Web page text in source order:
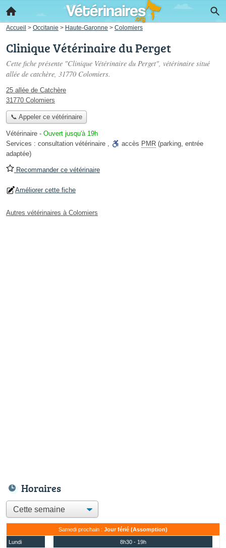
Accueil > Occitanie > Haute-Garonne > Colomiers
Clinique Vétérinaire du Perget
Cette fiche présente "Clinique Vétérinaire du Perget", vétérinaire situé
allée de catchère, 31770 Colomiers.
25 allée de Catchère
31770 Colomiers
📞 Appeler ce vétérinaire
Vétérinaire - Ouvert jusqu'à 19h
Services : consultation vétérinaire , accès PMR (parking, entrée
adaptée)
Recommander ce vétérinaire
Améliorer cette fiche
Autres vétérinaires à Colomiers
Horaires
Samedi prochain : Jour férié (Assomption)
Lundi
8h30 - 19h